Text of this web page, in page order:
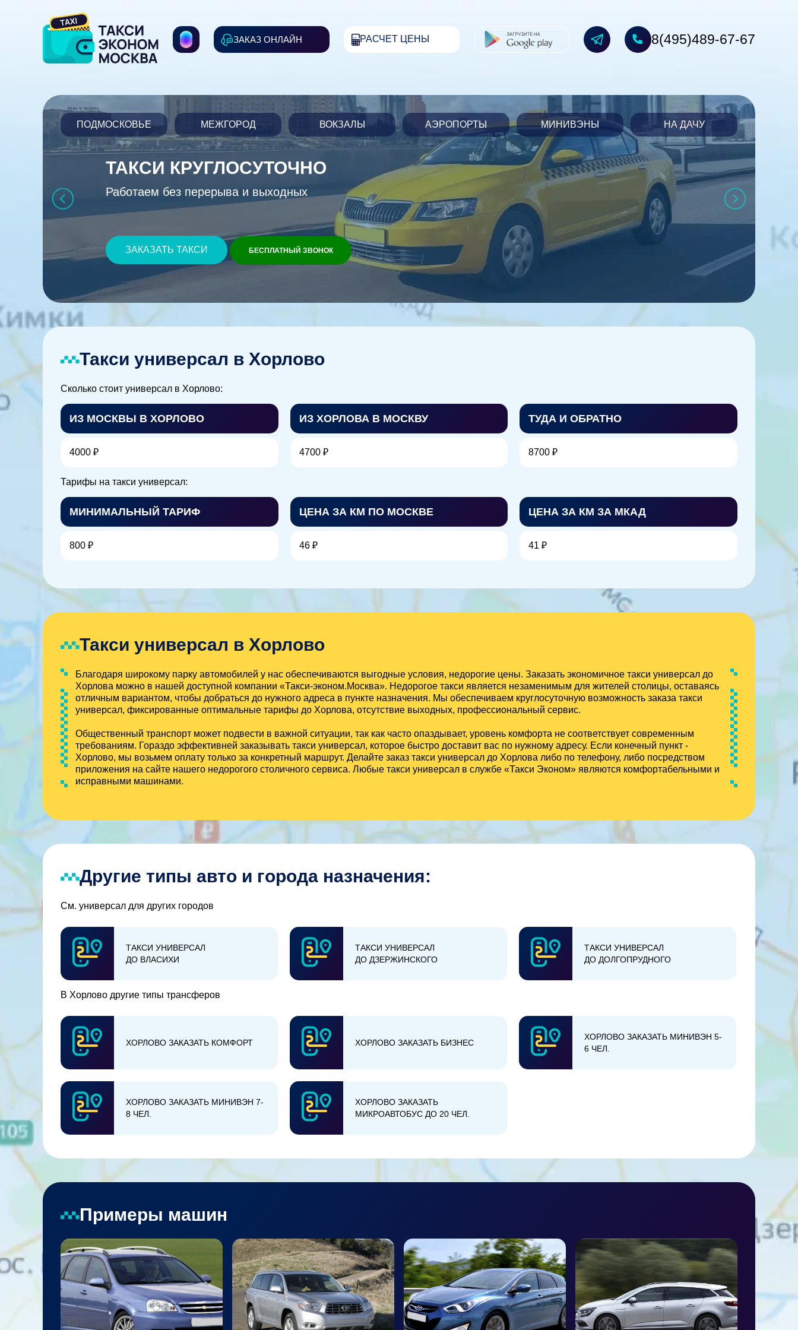
ЗАКАЗ ОНЛАЙН РАСЧЕТ ЦЕНЫ 8(495)489-67-67
ПОДМОСКОВЬЕ МЕЖГОРОД ВОКЗАЛЫ АЭРОПОРТЫ МИНИВЭНЫ НА ДАЧУ
ТАКСИ КРУГЛОСУТОЧНО
Работаем без перерыва и выходных
ЗАКАЗАТЬ ТАКСИ БЕСПЛАТНЫЙ ЗВОНОК
Такси универсал в Хорлово
Сколько стоит универсал в Хорлово:
ИЗ МОСКВЫ В ХОРЛОВО ИЗ ХОРЛОВА В МОСКВУ ТУДА И ОБРАТНО
4000 ₽ 4700 ₽ 8700 ₽
Тарифы на такси универсал:
МИНИМАЛЬНЫЙ ТАРИФ ЦЕНА ЗА КМ ПО МОСКВЕ ЦЕНА ЗА КМ ЗА МКАД
800 ₽ 46 ₽ 41 ₽
Такси универсал в Хорлово
Благодаря широкому парку автомобилей у нас обеспечиваются выгодные условия, недорогие цены. Заказать экономичное такси универсал до
Хорлова можно в нашей доступной компании «Такси-эконом.Москва». Недорогое такси является незаменимым для жителей столицы, оставаясь
отличным вариантом, чтобы добраться до нужного адреса в пункте назначения. Мы обеспечиваем круглосуточную возможность заказа такси
универсал, фиксированные оптимальные тарифы до Хорлова, отсутствие выходных, профессиональный сервис.
Общественный транспорт может подвести в важной ситуации, так как часто опаздывает, уровень комфорта не соответствует современным
требованиям. Гораздо эффективней заказывать такси универсал, которое быстро доставит вас по нужному адресу. Если конечный пункт -
Хорлово, мы возьмем оплату только за конкретный маршрут. Делайте заказ такси универсал до Хорлова либо по телефону, либо посредством
приложения на сайте нашего недорогого столичного сервиса. Любые такси универсал в службе «Такси Эконом» являются комфортабельными и
исправными машинами.
Другие типы авто и города назначения:
См. универсал для других городов
ТАКСИ УНИВЕРСАЛ
ДО ВЛАСИХИ
ТАКСИ УНИВЕРСАЛ
ДО ДЗЕРЖИНСКОГО
ТАКСИ УНИВЕРСАЛ
ДО ДОЛГОПРУДНОГО
В Хорлово другие типы трансферов
ХОРЛОВО ЗАКАЗАТЬ КОМФОРТ ХОРЛОВО ЗАКАЗАТЬ БИЗНЕС
ХОРЛОВО ЗАКАЗАТЬ МИНИВЭН 5-
6 ЧЕЛ.
ХОРЛОВО ЗАКАЗАТЬ МИНИВЭН 7-
8 ЧЕЛ.
ХОРЛОВО ЗАКАЗАТЬ
МИКРОАВТОБУС ДО 20 ЧЕЛ.
Примеры машин